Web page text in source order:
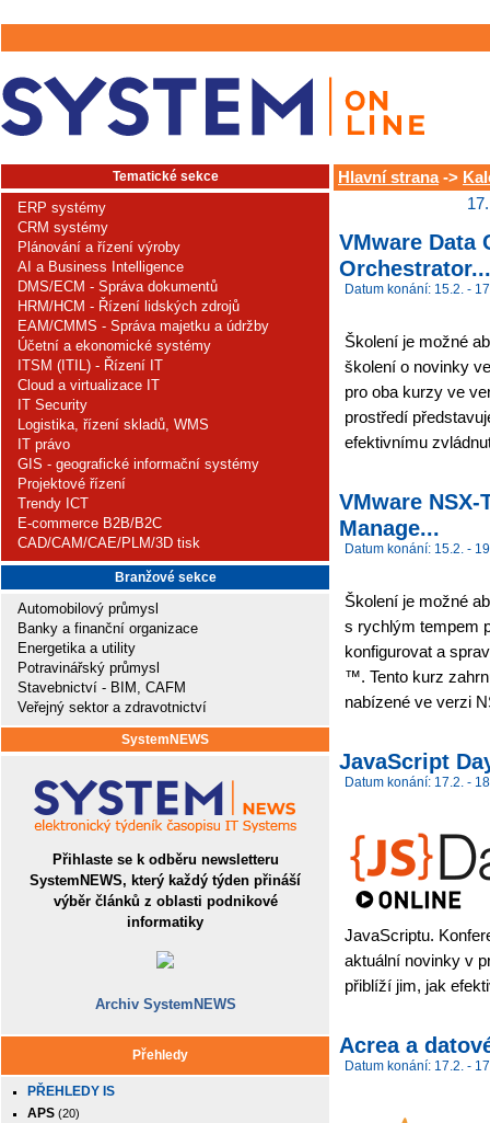
Tematické sekce
ERP systémy
CRM systémy
Plánování a řízení výroby
AI a Business Intelligence
DMS/ECM - Správa dokumentů
HRM/HCM - Řízení lidských zdrojů
EAM/CMMS - Správa majetku a údržby
Účetní a ekonomické systémy
ITSM (ITIL) - Řízení IT
Cloud a virtualizace IT
IT Security
Logistika, řízení skladů, WMS
IT právo
GIS - geografické informační systémy
Projektové řízení
Trendy ICT
E-commerce B2B/B2C
CAD/CAM/CAE/PLM/3D tisk
Branžové sekce
Automobilový průmysl
Banky a finanční organizace
Energetika a utility
Potravinářský průmysl
Stavebnictví - BIM, CAFM
Veřejný sektor a zdravotnictví
SystemNEWS
Přihlaste se k odběru newsletteru
SystemNEWS, který každý týden přináší
výběr článků z oblasti podnikové
informatiky
Archiv SystemNEWS
Přehledy
PŘEHLEDY IS
APS (20)
Hlavní strana->
VMware Data
Orchestrator...
Datum konání: 15.2. -
Školení je možné
školení o novinky
pro oba kurzy ve
prostředí
efektivnímu
VMware
Manage...
Datum konání: 15.2. -
Školení je možné
s rychlým tempem
konfigurovat a
™. Tento kurz
nabízené ve verzi
JavaScript
Datum konání: 17.2. -
JavaScriptu.
aktuální novinky v
přiblíží jim, jak
Acrea a
Datum konání: 17.2. -